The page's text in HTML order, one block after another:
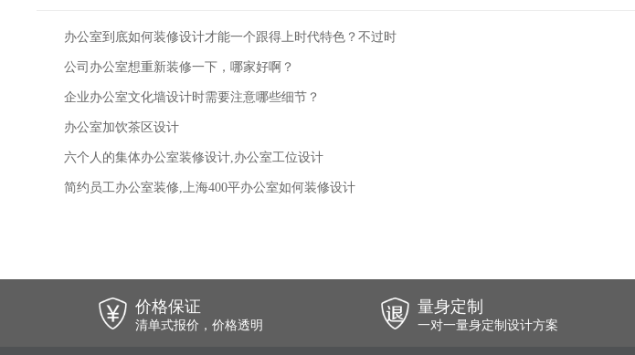
办公室到底如何装修设计才能一个跟得上时代特色？不过时
公司办公室想重新装修一下，哪家好啊？
企业办公室文化墙设计时需要注意哪些细节？
办公室加饮茶区设计
六个人的集体办公室装修设计,办公室工位设计
简约员工办公室装修,上海400平办公室如何装修设计
价格保证
清单式报价，价格透明
量身定制
一对一量身定制设计方案